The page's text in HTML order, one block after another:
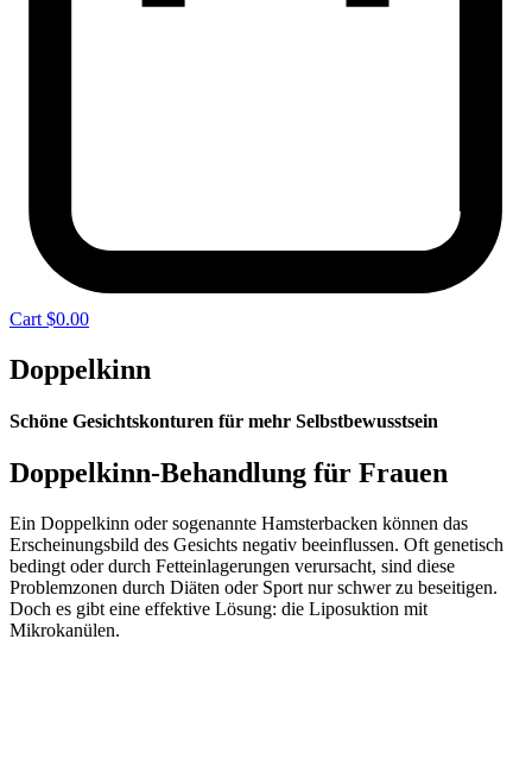
Cart $0.00
Doppelkinn
Schöne Gesichtskonturen für mehr Selbstbewusstsein
Doppelkinn-Behandlung für Frauen
Ein Doppelkinn oder sogenannte Hamsterbacken können das
Erscheinungsbild des Gesichts negativ beeinflussen. Oft genetisch
bedingt oder durch Fetteinlagerungen verursacht, sind diese
Problemzonen durch Diäten oder Sport nur schwer zu beseitigen.
Doch es gibt eine effektive Lösung: die Liposuktion mit
Mikrokanülen.